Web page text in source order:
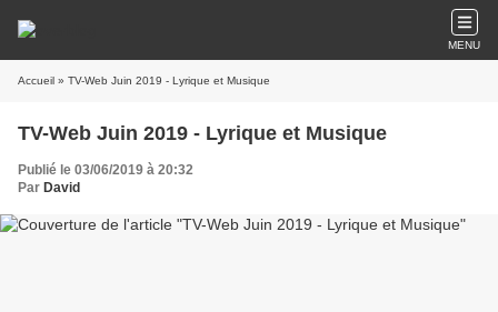
MENU
Accueil » TV-Web Juin 2019 - Lyrique et Musique
TV-Web Juin 2019 - Lyrique et Musique
Publié le 03/06/2019 à 20:32
Par David